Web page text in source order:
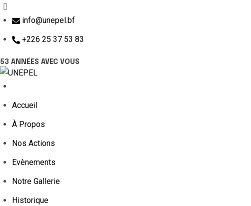
info@unepel.bf
+226 25 37 53 83
53 ANNÉES AVEC VOUS
Accueil
À Propos
Nos Actions
Evènements
Notre Gallerie
Historique